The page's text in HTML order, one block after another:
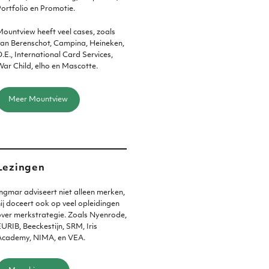
en Promotie.
heeft veel cases, zoals
Berenschot, Campina, Heineken,
International Card Services,
Child, elho en Mascotte.
Meer Mountview
Ingmar adviseert niet alleen merken,
doceert ook op veel opleidingen
merkstrategie. Zoals Nyenrode,
Beeckestijn, SRM, Iris
NIMA, en VEA.